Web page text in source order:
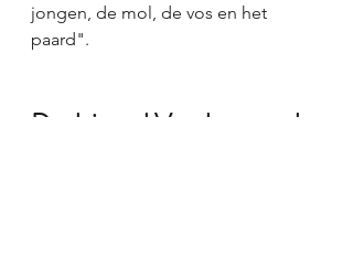
jongen, de mol, de vos en het
paard".
Dank je wel Veerle en veel